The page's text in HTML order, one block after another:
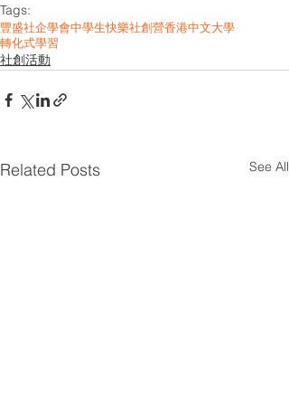
Tags:
豐盛社企學會中學生快樂社創營香港中文大學
轉化式學習
社創活動
Related Posts See All